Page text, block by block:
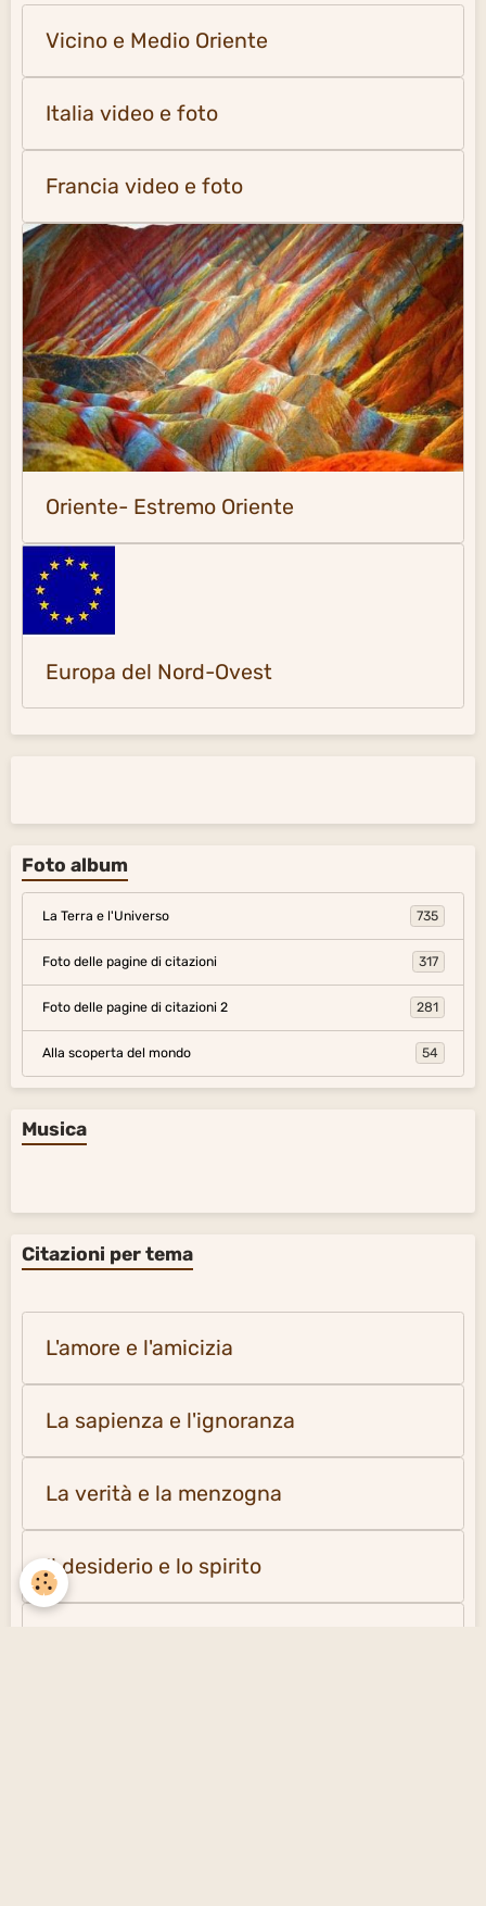
Vicino e Medio Oriente
Italia video e foto
Francia video e foto
Oriente- Estremo Oriente
Europa del Nord-Ovest
Foto album
La Terra e l'Universo 735
Foto delle pagine di citazioni 317
Foto delle pagine di citazioni 2 281
Alla scoperta del mondo 54
Musica
Citazioni per tema
L'amore e l'amicizia
La sapienza e l'ignoranza
La verità e la menzogna
Il desiderio e lo spirito